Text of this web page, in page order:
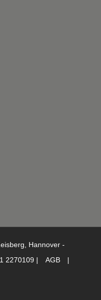
Hannover -
2270109 |
AGB |